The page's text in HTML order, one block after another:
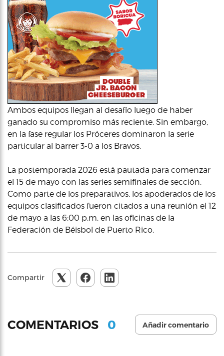
Ambos equipos llegan al desafío luego de haber
ganado su compromiso más reciente. Sin embargo,
en la fase regular los Próceres dominaron la serie
particular al barrer 3-0 a los Bravos.
La postemporada 2026 está pautada para comenzar
el 15 de mayo con las series semifinales de sección.
Como parte de los preparativos, los apoderados de los
equipos clasificados fueron citados a una reunión el 12
de mayo a las 6:00 p.m. en las oficinas de la
Federación de Béisbol de Puerto Rico.
Compartir
COMENTARIOS 0 Añadir comentario